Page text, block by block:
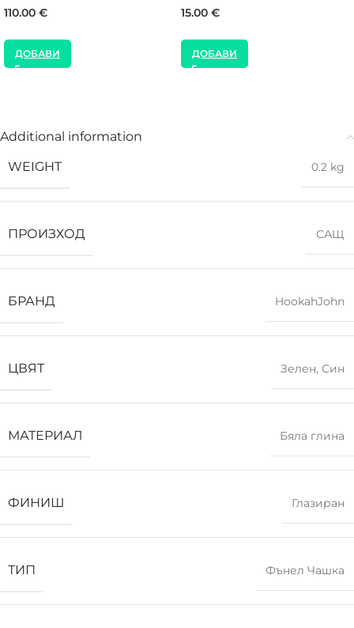
110.00 €
ДОБАВИ
15.00 €
ДОБАВИ
Additional information
WEIGHT
0.2 kg
ПРОИЗХОД САЩ
БРАНД HookahJohn
ЦВЯТ Зелен, Син
МАТЕРИАЛ Бяла глина
ФИНИШ Глазиран
ТИП Фънел Чашка